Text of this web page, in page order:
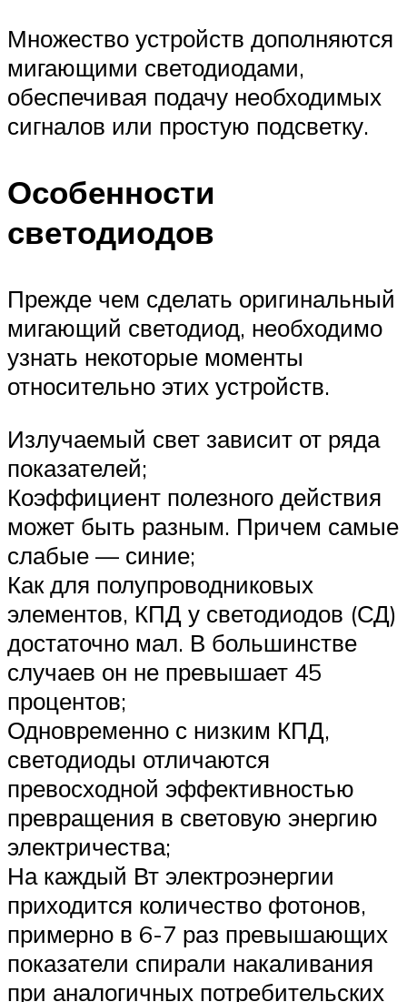
Множество устройств дополняются
мигающими светодиодами,
обеспечивая подачу необходимых
сигналов или простую подсветку.
Особенности
светодиодов
Прежде чем сделать оригинальный
мигающий светодиод, необходимо
узнать некоторые моменты
относительно этих устройств.
Излучаемый свет зависит от ряда
показателей;
Коэффициент полезного действия
может быть разным. Причем самые
слабые — синие;
Как для полупроводниковых
элементов, КПД у светодиодов (СД)
достаточно мал. В большинстве
случаев он не превышает 45
процентов;
Одновременно с низким КПД,
светодиоды отличаются
превосходной эффективностью
превращения в световую энергию
электричества;
На каждый Вт электроэнергии
приходится количество фотонов,
примерно в 6-7 раз превышающих
показатели спирали накаливания
при аналогичных потребительских